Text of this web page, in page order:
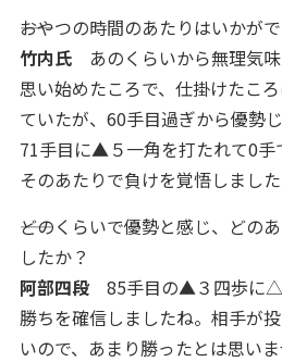
――おやつの時間のあたりはいかが
竹内氏あのくらいから無理気味
思い始めたころで、仕掛けたこ
ていたが、60手目過ぎから優勢
71手目に▲５一角を打たれて0手
そのあたりで負けを覚悟しました
――どのくらいで優勢と感じ、どの
したか？
阿部四段85手目の▲３四歩に△
勝ちを確信しましたね。相手が
いので、あまり勝ったとは思いま